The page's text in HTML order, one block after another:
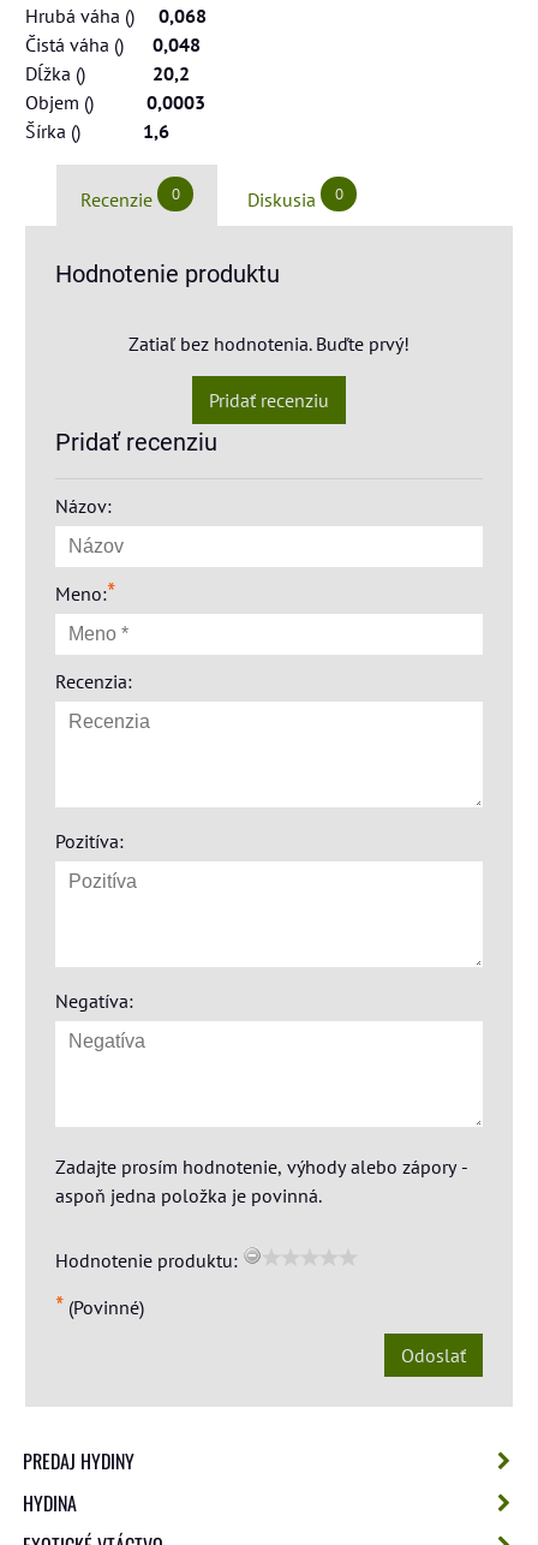
Hrubá váha ()
0,068
Čistá váha ()
0,048
Dĺžka () 20,2
Objem () 0,0003
Šírka () 1,6
Recenzie 0 Diskusia 0
Hodnotenie produktu
Zatiaľ bez hodnotenia. Buďte prvý!
Pridať recenziu
Pridať recenziu
Názov:
Meno:*
Recenzia:
Pozitíva:
Negatíva:
Zadajte prosím hodnotenie, výhody alebo zápory -
aspoň jedna položka je povinná.
Hodnotenie produktu:
* (Povinné)
Odoslať
PREDAJ HYDINY
HYDINA